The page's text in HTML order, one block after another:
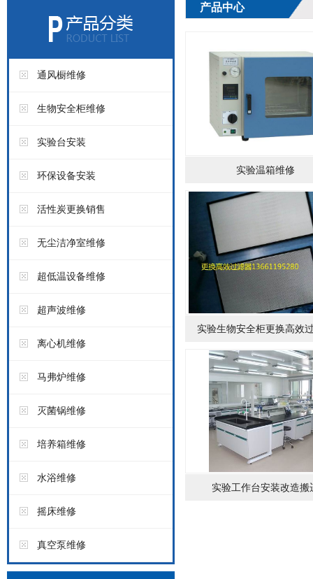
通风橱维修
生物安全柜维修
实验台安装
环保设备安装
活性炭更换销售
无尘洁净室维修
超低温设备维修
超声波维修
离心机维修
马弗炉维修
灭菌锅维修
培养箱维修
水浴维修
摇床维修
真空泵维修
产品中心
实验温箱维修
实验生物安全柜更换高效
实验工作台安装改造搬